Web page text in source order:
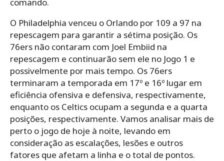
O Philadelphia venceu o Orlando por 109 a 97 na
repescagem para garantir a sétima posição. Os
76ers não contaram com Joel Embiid na
repescagem e continuarão sem ele no Jogo 1 e
possivelmente por mais tempo. Os 76ers
terminaram a temporada em 17º e 16º lugar em
eficiência ofensiva e defensiva, respectivamente,
enquanto os Celtics ocupam a segunda e a quarta
posições, respectivamente. Vamos analisar mais de
perto o jogo de hoje à noite, levando em
consideração as escalações, lesões e outros
fatores que afetam a linha e o total de pontos.